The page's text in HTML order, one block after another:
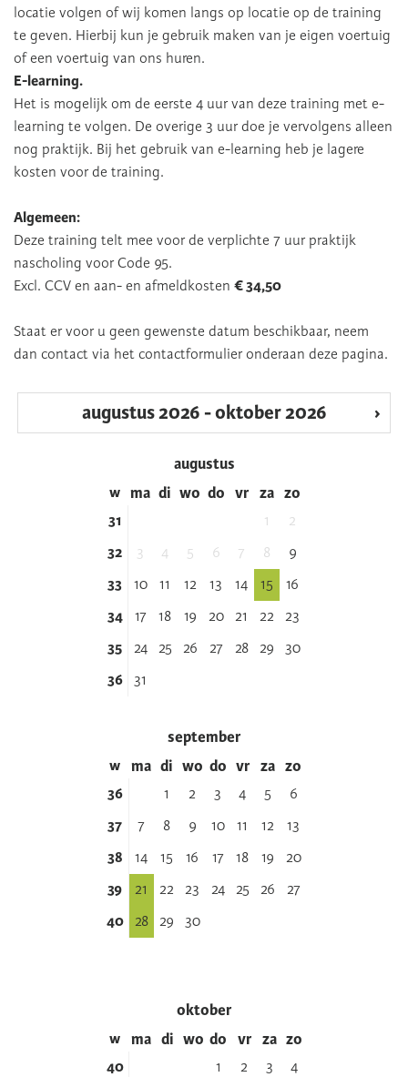
locatie volgen of wij komen langs op locatie op de training
te geven. Hierbij kun je gebruik maken van je eigen voertuig
of een voertuig van ons huren.
E-learning.
Het is mogelijk om de eerste 4 uur van deze training met e-
learning te volgen. De overige 3 uur doe je vervolgens alleen
nog praktijk. Bij het gebruik van e-learning heb je lagere
kosten voor de training.
Algemeen:
Deze training telt mee voor de verplichte 7 uur praktijk
nascholing voor Code 95.
Excl. CCV en aan- en afmeldkosten € 34,50
Staat er voor u geen gewenste datum beschikbaar, neem
dan contact via het contactformulier onderaan deze pagina.
augustus 2026 - oktober 2026 ›
augustus
w ma di wo do vr za zo
31 1
2
32
3 4 5 6 7 8
9
33
10 11 12 13 14 15
16
34
17 18 19 20 21 22
23
35
24 25 26 27 28 29
30
36
31
september
w ma di wo do vr za zo
36 1 2 3 4 5
6
37
7 8 9 10 11 12
13
38
14 15 16 17 18 19
20
39
21 22 23 24 25 26
27
40
28 29 30
oktober
w ma di wo do vr za zo
40 1 2 3
4